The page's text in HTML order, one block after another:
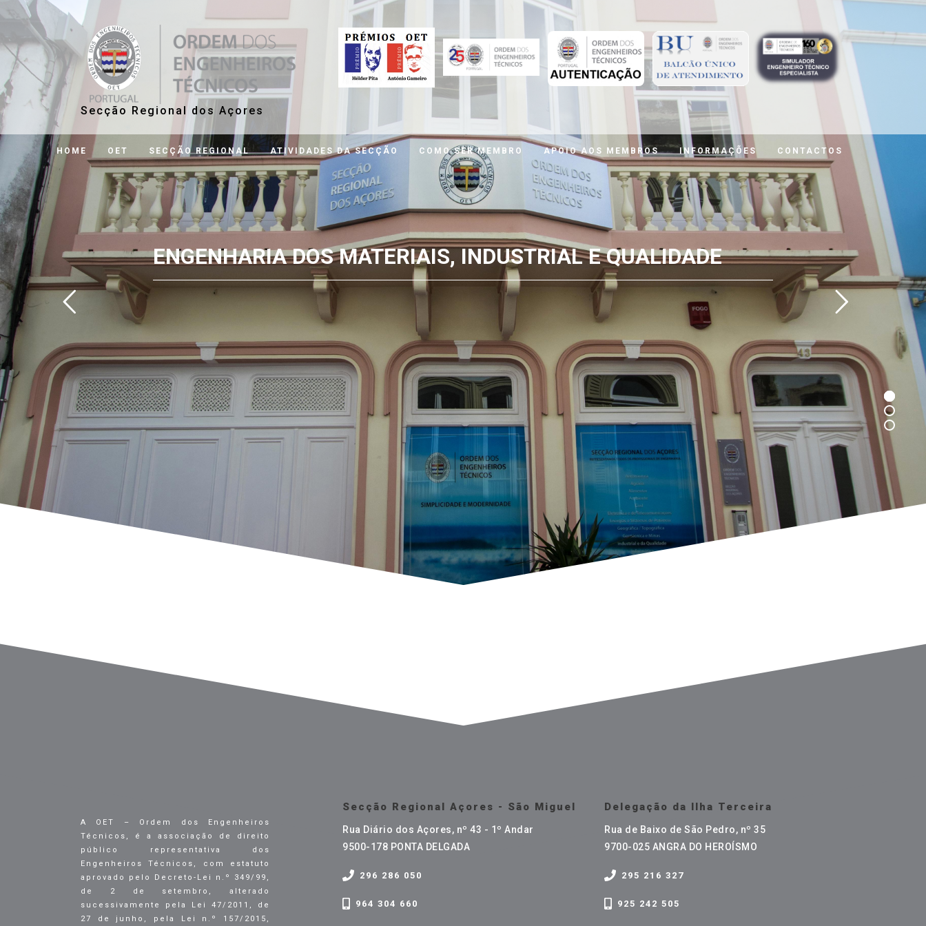
Secção Regional dos Açores
HOME OET SECÇÃO REGIONAL ATIVIDADES DA SECÇÃO COMO SER MEMBRO APOIO AOS MEMBROS INFORMAÇÕES CONTACTOS
ENGENHARIA DOS MATERIAIS, INDUSTRIAL E QUALIDADE
A OET – Ordem dos Engenheiros
Técnicos, é a associação de direito
público representativa dos
Engenheiros Técnicos, com estatuto
aprovado pelo Decreto-Lei n.º 349/99,
de 2 de setembro, alterado
sucessivamente pela Lei 47/2011, de
27 de junho, pela Lei n.º 157/2015,
Secção Regional Açores - São Miguel
Rua Diário dos Açores, nº 43 - 1º Andar
9500-178 PONTA DELGADA
296 286 050
964 304 660
Delegação da Ilha Terceira
Rua de Baixo de São Pedro, nº 35
9700-025 ANGRA DO HEROÍSMO
295 216 327
925 242 505